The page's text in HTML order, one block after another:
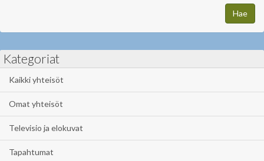
Kategoriat
Kaikki yhteisöt
Omat yhteisöt
Televisio ja elokuvat
Tapahtumat